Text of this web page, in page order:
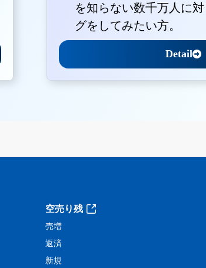
を知らない数千万人に
グをしてみたい方。
Detail
空売り残
売増
返済
新規